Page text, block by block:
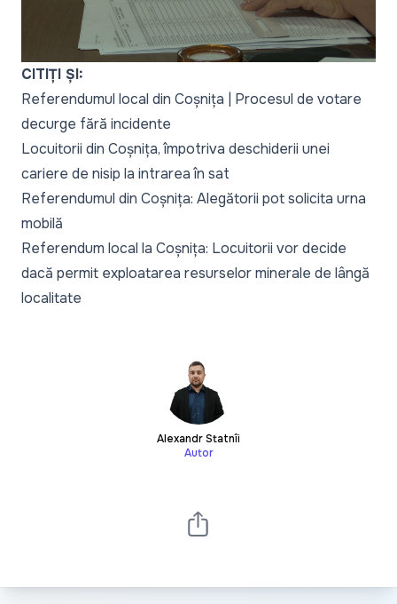
CITIȚI ȘI:
Referendumul local din Coșnița | Procesul de votare
decurge fără incidente
Locuitorii din Coșnița, împotriva deschiderii unei
cariere de nisip la intrarea în sat
Referendumul din Coșnița: Alegătorii pot solicita urna
mobilă
Referendum local la Coșnița: Locuitorii vor decide
dacă permit exploatarea resurselor minerale de lângă
localitate
Alexandr Statnîi
Autor